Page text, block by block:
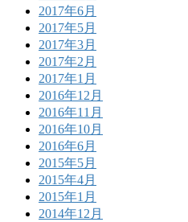
2017年6月
2017年5月
2017年3月
2017年2月
2017年1月
2016年12月
2016年11月
2016年10月
2016年6月
2015年5月
2015年4月
2015年1月
2014年12月